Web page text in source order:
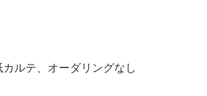
ルテ、オーダリングなし